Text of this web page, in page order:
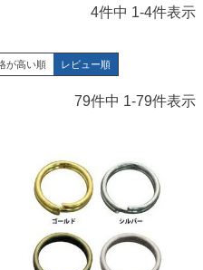
4件中 1-4件表示
が高い順 レビュー順
79件中 1-79件表示